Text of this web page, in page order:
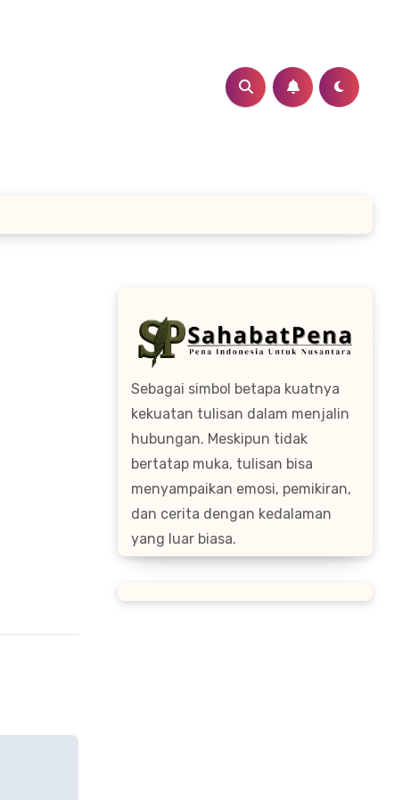
Sebagai simbol betapa kuatnya
kekuatan tulisan dalam menjalin
hubungan. Meskipun tidak
bertatap muka, tulisan bisa
menyampaikan emosi, pemikiran,
dan cerita dengan kedalaman
yang luar biasa.